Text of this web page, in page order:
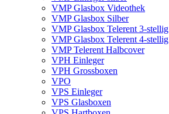
VMP Glasbox Videothek
VMP Glasbox Silber
VMP Glasbox Telerent 3-stellig
VMP Glasbox Telerent 4-stellig
VMP Telerent Halbcover
VPH Einleger
VPH Grossboxen
VPO
VPS Einleger
VPS Glasboxen